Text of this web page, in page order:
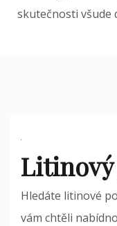
skutečnosti všude
Hledáte litinové
vám chtěli